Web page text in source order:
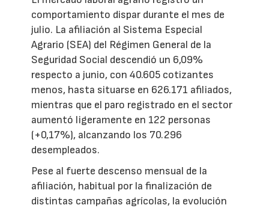
comportamiento dispar durante el mes de
julio. La afiliación al Sistema Especial
Agrario (SEA) del Régimen General de la
Seguridad Social descendió un 6,09%
respecto a junio, con 40.605 cotizantes
menos, hasta situarse en 626.171 afiliados,
mientras que el paro registrado en el sector
aumentó ligeramente en 122 personas
(+0,17%), alcanzando los 70.296
desempleados.
Pese al fuerte descenso mensual de la
afiliación, habitual por la finalización de
distintas campañas agrícolas, la evolución